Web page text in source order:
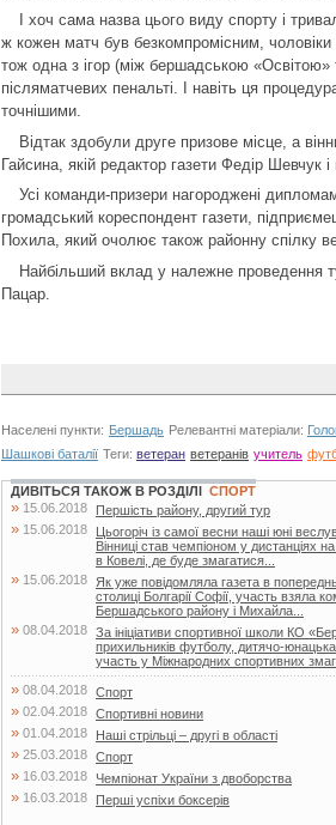
І хоч сама назва цього виду спорту і
ж кожен матч був безкомпромісним,
тож одна з ігор (між бершадською
післяматчевих пенальті. І навіть ця
точнішими.
Відтак здобули друге призове місце, а
Гайсина, якій редактор газети Федір Шевчук
Усі команди-призери нагороджені
громадський кореспондент газети,
Похила, який очолює також районну спілку
Найбільший вклад у належне проведення
Пацар.
Населені пункти: Бершадь Релевантні матеріали:
Шашкові баталії Теги: ветеран ветеранів учитель
ДИВІТЬСЯ ТАКОЖ В РОЗДІЛІ СПОРТ
» 15.06.2018 Першість району, другий тур
» 15.06.2018
Цьогоріч із самої весни наші юні
Вінниці став чемпіоном у дистанціях
в Ковелі, де буде змагатися...
» 15.06.2018
Як уже повідомляла газета в
столиці Болгарії Софії, участь взяла
Бершадського району і Михайла...
» 08.04.2018 За ініціативи спортивної школи КО
прихильників футболу, дитячо-
участь у Міжнародних спортивних
» 08.04.2018 Спорт
» 02.04.2018 Спортивні новини
» 01.04.2018 Наші стрільці – другі в області
» 25.03.2018 Спорт
» 16.03.2018 Чемпіонат України з двоборства
» 16.03.2018
Перші успіхи боксерів